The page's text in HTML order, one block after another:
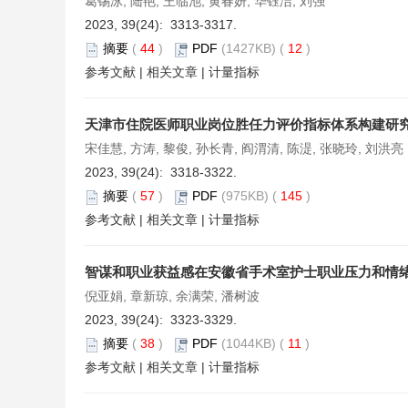
2023, 39(24): 3313-3317.
摘要 ( 44 ) PDF (1427KB) ( 12 )
参考文献 | 相关文章 | 计量指标
天津市住院医师职业岗位胜任力评价指标体系构建研
宋佳慧, 方涛, 黎俊, 孙长青, 阎渭清, 陈湜, 张晓玲, 刘洪亮
2023, 39(24): 3318-3322.
摘要 ( 57 ) PDF (975KB) ( 145 )
参考文献 | 相关文章 | 计量指标
智谋和职业获益感在安徽省手术室护士职业压力和情
倪亚娟, 章新琼, 余满荣, 潘树波
2023, 39(24): 3323-3329.
摘要 ( 38 ) PDF (1044KB) ( 11 )
参考文献 | 相关文章 | 计量指标